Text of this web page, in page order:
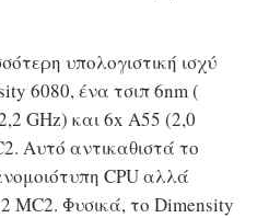
υπολογιστική ισχύ
6080, ένα τσιπ 6nm (
GHz) και 6x A55 (2,0
Αυτό αντικαθιστά το
CPU αλλά
MC2. Φυσικά, το Dimensity